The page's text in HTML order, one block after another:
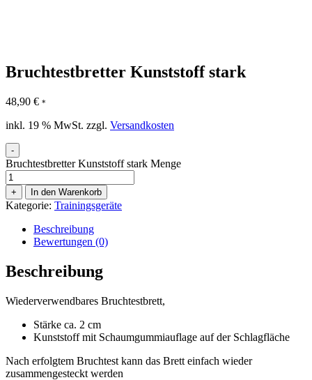
Bruchtestbretter Kunststoff stark
48,90 € *
inkl. 19 % MwSt. zzgl. Versandkosten
-
Bruchtestbretter Kunststoff stark Menge
+ In den Warenkorb
Kategorie: Trainingsgeräte
Beschreibung
Bewertungen (0)
Beschreibung
Wiederverwendbares Bruchtestbrett,
Stärke ca. 2 cm
Kunststoff mit Schaumgummiauflage auf der Schlagfläche
Nach erfolgtem Bruchtest kann das Brett einfach wieder
zusammengesteckt werden